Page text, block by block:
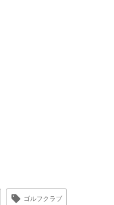
ゴルフクラブ